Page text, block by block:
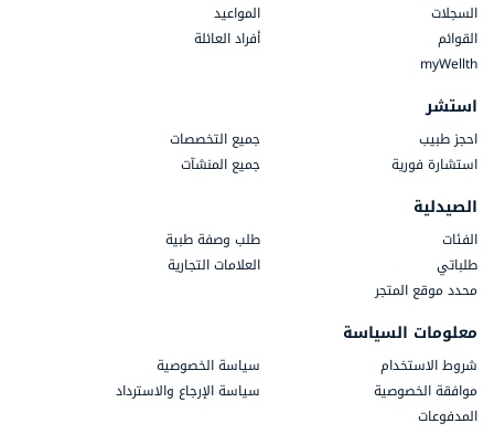
السجلات
المواعيد
القوائم
أفراد العائلة
myWellth
استشر
احجز طبيب
جميع التخصصات
استشارة فورية
جميع المنشآت
الصيدلية
الفئات
طلب وصفة طبية
طلباتي
العلامات التجارية
محدد موقع المتجر
معلومات السياسة
شروط الاستخدام
سياسة الخصوصية
موافقة الخصوصية
سياسة الإرجاع والاسترداد
المدفوعات